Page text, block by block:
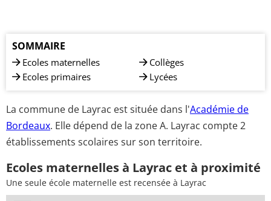
SOMMAIRE
Ecoles maternelles
Ecoles primaires
Collèges
Lycées
La commune de Layrac est située dans l'Académie de
Bordeaux. Elle dépend de la zone A. Layrac compte 2
établissements scolaires sur son territoire.
Ecoles maternelles à Layrac et à proximité
Une seule école maternelle est recensée à Layrac